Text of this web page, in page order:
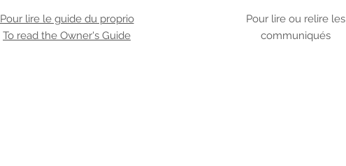
Guide du
propriétaire
Pour lire le guide du proprio
To read the Owner's Guide
Communiqués
Pour lire ou relire les
communiqués